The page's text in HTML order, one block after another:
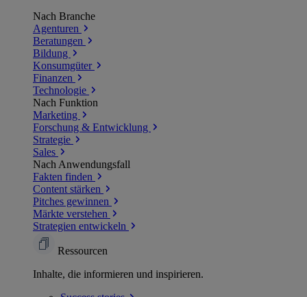
Nach Branche
Agenturen
Beratungen
Bildung
Konsumgüter
Finanzen
Technologie
Nach Funktion
Marketing
Forschung & Entwicklung
Strategie
Sales
Nach Anwendungsfall
Fakten finden
Content stärken
Pitches gewinnen
Märkte verstehen
Strategien entwickeln
Ressourcen
Inhalte, die informieren und inspirieren.